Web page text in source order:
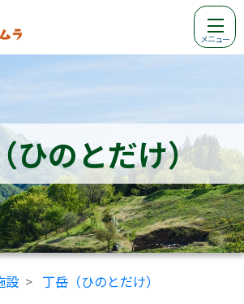
メニュー
ひのとだけ）
設 丁岳（ひのとだけ）